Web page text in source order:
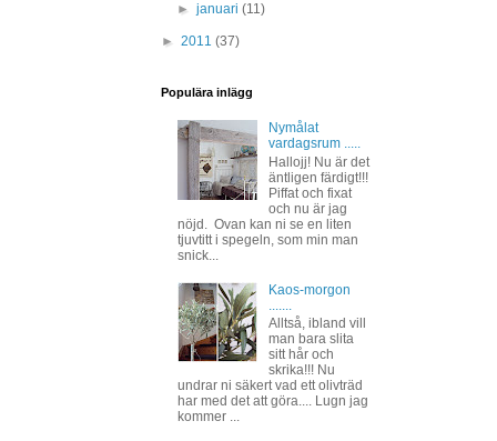
►januari(11)
► 2011 (37)
Populära inlägg
Nymålat
vardagsrum .....
Hallojj! Nu är det
äntligen färdigt!!!
Piffat och fixat
och nu är jag
nöjd. Ovan kan ni se en liten
tjuvtitt i spegeln, som min man
snick...
Kaos-morgon
Alltså, ibland vill
man bara slita
sitt hår och
skrika!!! Nu
undrar ni säkert vad ett olivträd
har med det att göra.... Lugn jag
kommer ...